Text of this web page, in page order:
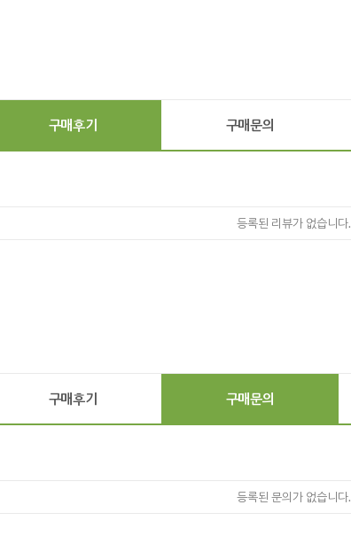
구매후기 구매문의
등록된 리뷰가 없습니다.
구매후기 구매문의
등록된 문의가 없습니다.